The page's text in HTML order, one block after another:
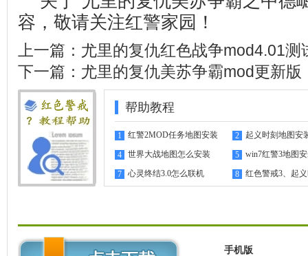
容，敬请关注红警家园 ！
上一篇： 尤里的复仇红色战争mod4.01测
下一篇： 尤里的复仇美苏争霸mod更新版
帮助教程
1
红警2MOD任务地图安装
指南
2 起义时刻地图安
4 世界大战地图怎么安装 5 win7红警3地图
7 心灵终结3.0怎么联机 8
红色警戒3、起
手机版